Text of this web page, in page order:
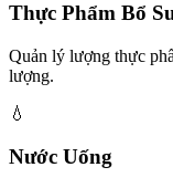
Thực Phẩm Bổ
Quản lý lượng thực
lượng.
💧
Nước Uống